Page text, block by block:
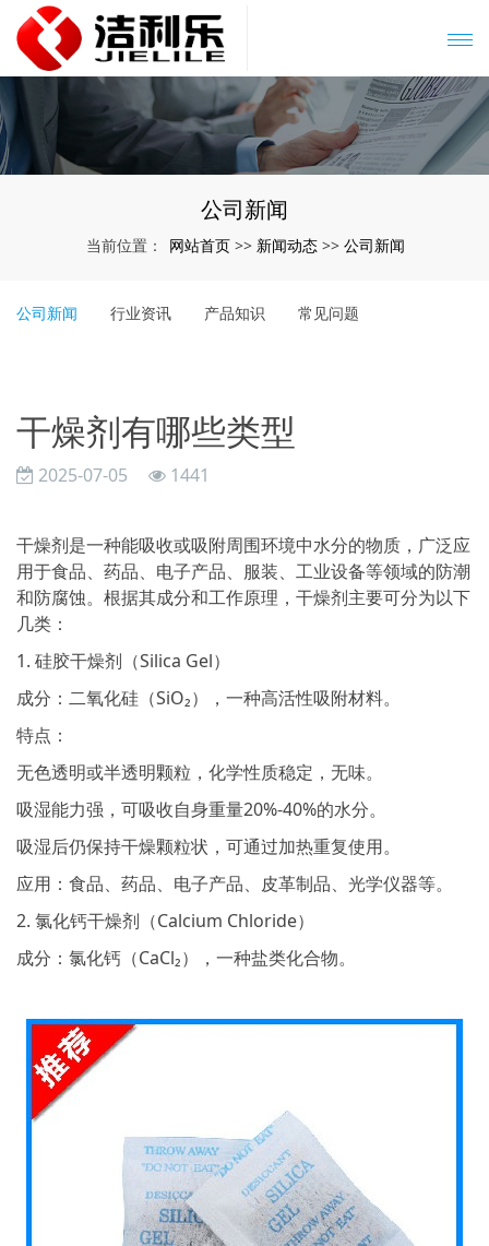
公司新闻
当前位置： 网站首页 >> 新闻动态 >> 公司新闻
公司新闻 行业资讯 产品知识 常见问题
干燥剂有哪些类型
2025-07-05 1441
干燥剂是一种能吸收或吸附周围环境中水分的物质，广泛应
用于食品、药品、电子产品、服装、工业设备等领域的防潮
和防腐蚀。根据其成分和工作原理，干燥剂主要可分为以下
几类：
1. 硅胶干燥剂（Silica Gel）
成分：二氧化硅（SiO₂），一种高活性吸附材料。
特点：
无色透明或半透明颗粒，化学性质稳定，无味。
吸湿能力强，可吸收自身重量20%-40%的水分。
吸湿后仍保持干燥颗粒状，可通过加热重复使用。
应用：食品、药品、电子产品、皮革制品、光学仪器等。
2. 氯化钙干燥剂（Calcium Chloride）
成分：氯化钙（CaCl₂），一种盐类化合物。